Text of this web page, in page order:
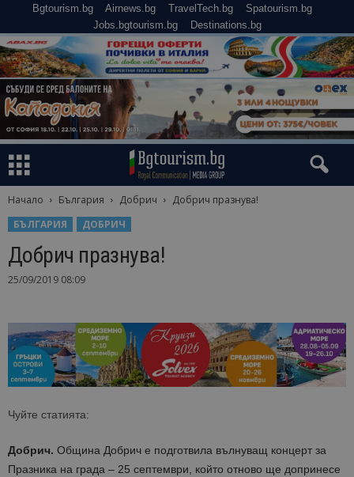
Bgtourism.bg Airnews.bg TravelTech.bg
Spatourism.bg
Jobs.bgtourism.bg
Destinations.bg
Начало България Добрич
Добрич празнува!
БЪЛГАРИЯ
ДОБРИЧ
Добрич празнува!
25/09/2019 08:09
Чуйте статията:
Добрич. Община Добрич е подготвила вълнуващ концерт за
Празника на града – 25 септември, който отново ще допринесе